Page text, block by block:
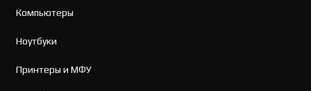
Компьютеры
Ноутбуки
Принтеры и МФУ